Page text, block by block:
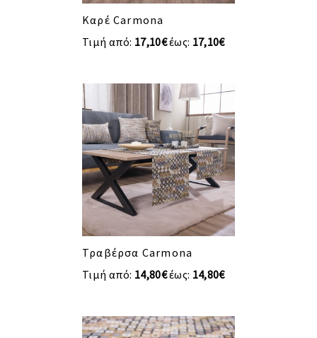
Καρέ Carmona
Τιμή από: 17,10€έως: 17,10€
Τραβέρσα Carmona
Τιμή από: 14,80€έως: 14,80€